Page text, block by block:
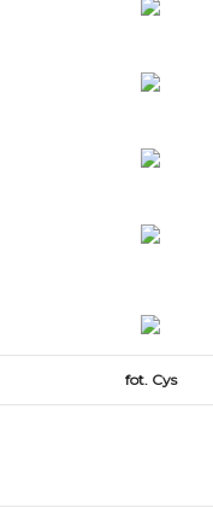
fot. Cys